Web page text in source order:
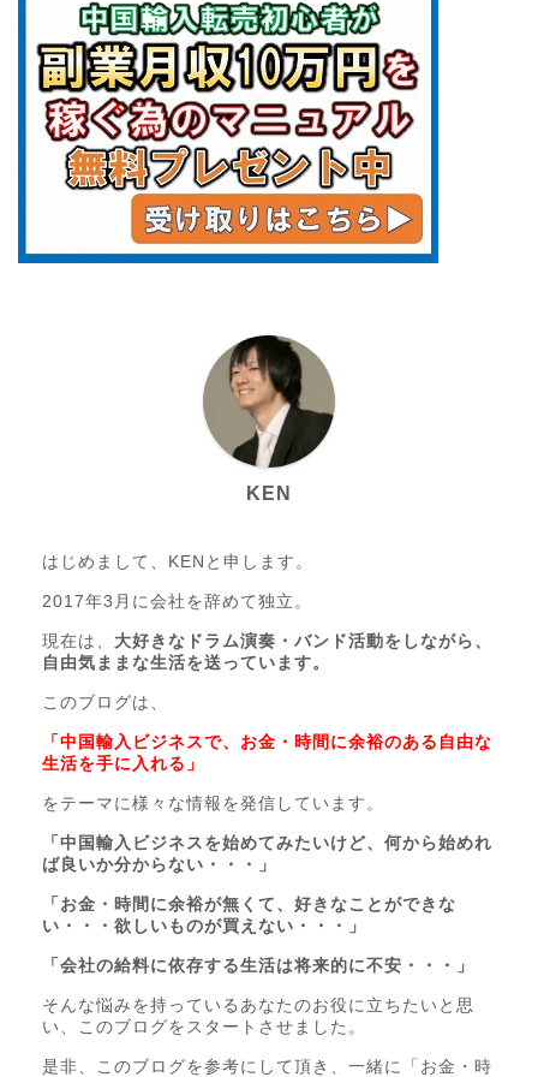
KEN
はじめまして、KENと申します。
2017年3月に会社を辞めて独立。
現在は、 大好きなドラム演奏・バンド活動をしながら、
自由気ままな生活を送っています。
このブログは、
「中国輸入ビジネスで、お金・時間に余裕のある自由な
生活を手に入れる」
をテーマに様々な情報を発信しています。
「中国輸入ビジネスを始めてみたいけど、何から始めれ
ば良いか分からない・・・」
「お金・時間に余裕が無くて、好きなことができな
い・・・欲しいものが買えない・・・」
「会社の給料に依存する生活は将来的に不安・・・」
そんな悩みを持っているあなたのお役に立ちたいと思
い、このブログをスタートさせました。
是非、このブログを参考にして頂き、一緒に「お金・時